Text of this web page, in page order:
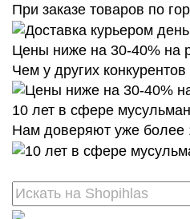
При заказе товаров по
Цены ниже на 30-40% на
Чем у других конкурентов
10 лет в сфере
Нам доверяют уже более